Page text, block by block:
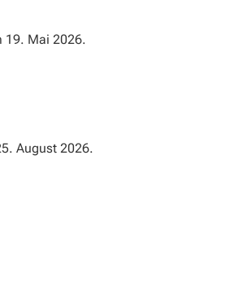
19. Mai 2026.
August 2026.